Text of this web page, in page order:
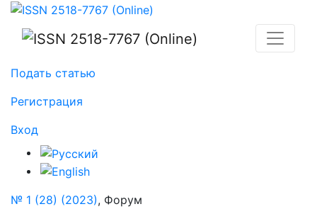
Образ девочки в картине В.И. Сурикова «Утро
Подать статью
Регистрация
Вход
№ 1 (28) (2023), Форум